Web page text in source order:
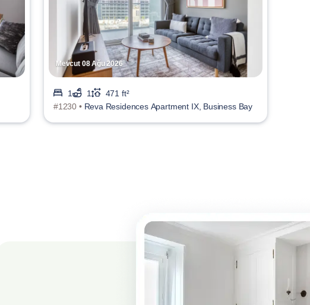
Mevcut 08 Ağu 2026
1 1
471 ft²
#1230 • Reva Residences Apartment IX, Business Bay